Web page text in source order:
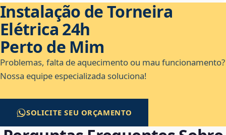
Instalação de Torneira
Elétrica 24h
Perto de Mim
Problemas, falta de aquecimento ou mau funcionamento?
Nossa equipe especializada soluciona!
SOLICITE SEU ORÇAMENTO